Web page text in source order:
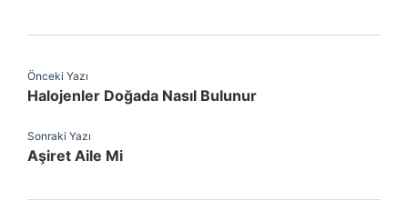
Önceki Yazı
Halojenler Doğada Nasıl Bulunur
Sonraki Yazı
Aşiret Aile Mi